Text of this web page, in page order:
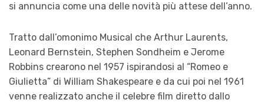
si annuncia come una delle novità più attese dell’anno.
Tratto dall’omonimo Musical che Arthur Laurents,
Leonard Bernstein, Stephen Sondheim e Jerome
Robbins crearono nel 1957 ispirandosi al “Romeo e
Giulietta” di William Shakespeare e da cui poi nel 1961
venne realizzato anche il celebre film diretto dallo